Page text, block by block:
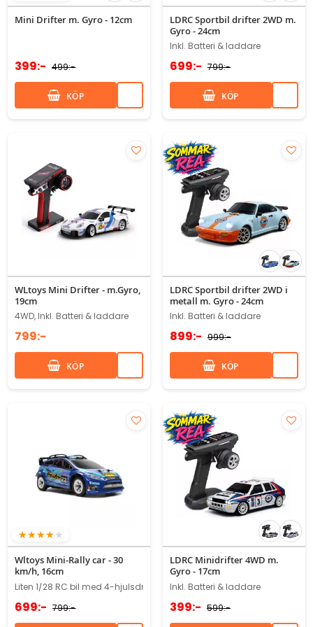
83%
Mini Drifter m. Gyro - 12cm
399:- 499:-
KÖP
LDRC Sportbil drifter 2WD m.
Gyro - 24cm
Inkl. Batteri & laddare
699:- 799:-
KÖP
WLtoys Mini Drifter - m.Gyro,
19cm
4WD, Inkl. Batteri & laddare
799:-
KÖP
LDRC Sportbil drifter 2WD i
metall m. Gyro - 24cm
Inkl. Batteri & laddare
899:- 999:-
KÖP
80%
Wltoys Mini-Rally car - 30
km/h, 16cm
Liten 1/28 RC bil med 4-hjulsdrift och tuff kaross
699:- 799:-
LDRC Minidrifter 4WD m.
Gyro - 17cm
Inkl. Batteri & laddare
399:- 599:-